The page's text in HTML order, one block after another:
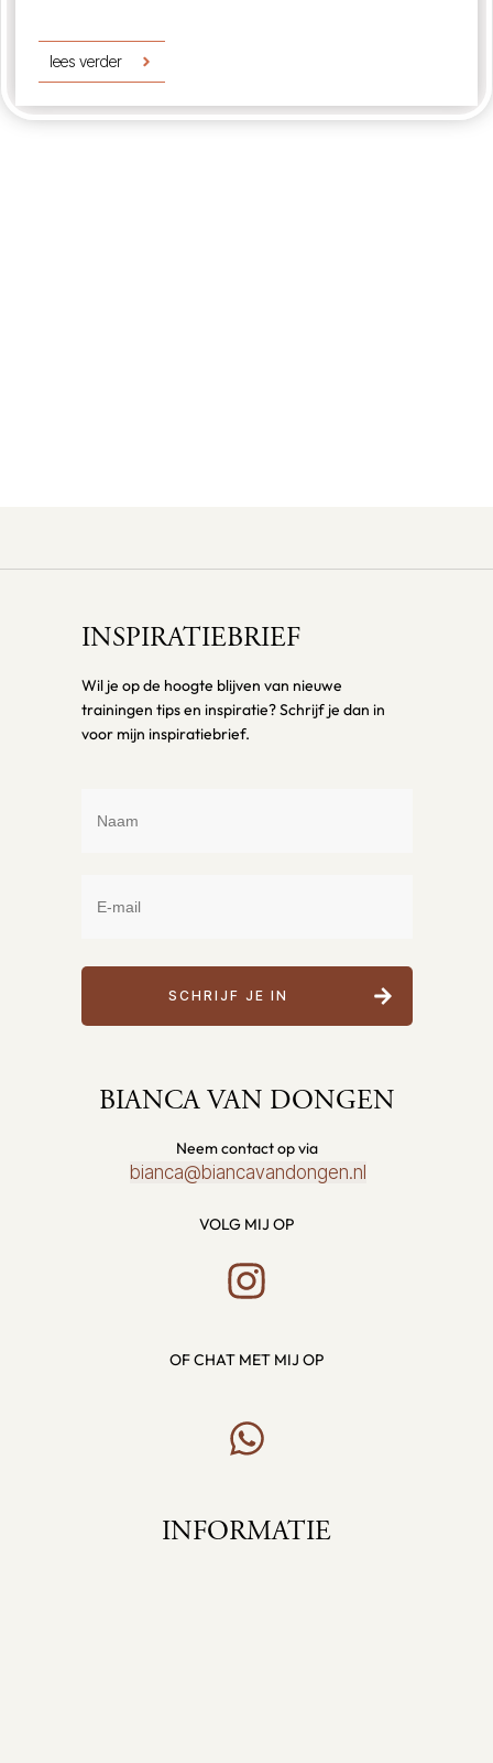
lees verder
INSPIRATIEBRIEF
Wil je op de hoogte blijven van nieuwe
trainingen tips en inspiratie? Schrijf je dan in
voor mijn inspiratiebrief.
SCHRIJF JE IN
BIANCA VAN DONGEN
Neem contact op via
bianca@biancavandongen.nl
VOLG MIJ OP
OF CHAT MET MIJ OP
INFORMATIE